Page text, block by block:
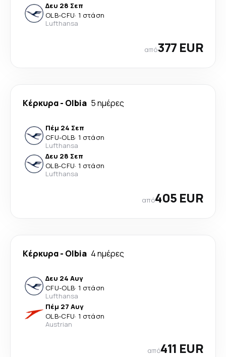
Δευ 28 Σεπ
OLB-CFU· 1 στάση
Lufthansa
από377 EUR
Κέρκυρα- Olbia 5 ημέρες
Πέμ 24 Σεπ
CFU-OLB· 1 στάση
Lufthansa
Δευ 28 Σεπ
OLB-CFU· 1 στάση
Lufthansa
από405 EUR
Κέρκυρα- Olbia 4 ημέρες
Δευ 24 Αυγ
CFU-OLB· 1 στάση
Lufthansa
Πέμ 27 Αυγ
OLB-CFU· 1 στάση
Austrian
από411 EUR